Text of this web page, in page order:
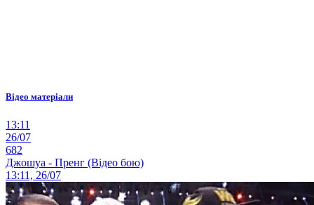
Відео матеріали
13:11
26/07
682
Джошуа - Пренг (Відео бою)
13:11, 26/07